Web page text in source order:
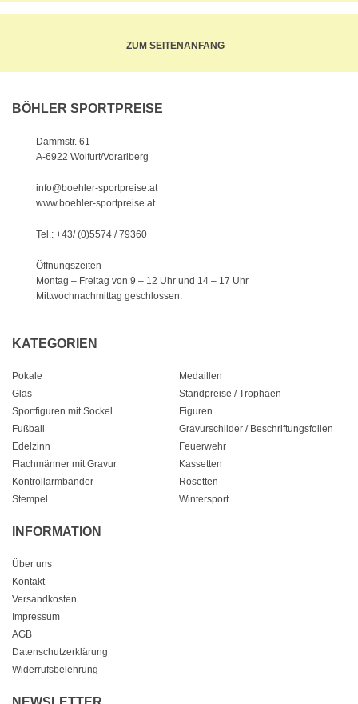
ZUM SEITENANFANG
BÖHLER SPORTPREISE
Dammstr. 61
A-6922 Wolfurt/Vorarlberg
info@boehler-sportpreise.at
www.boehler-sportpreise.at
Tel.: +43/ (0)5574 / 79360
Öffnungszeiten
Montag – Freitag von 9 – 12 Uhr und 14 – 17 Uhr
Mittwochnachmittag geschlossen.
KATEGORIEN
Pokale
Medaillen
Glas
Standpreise / Trophäen
Sportfiguren mit Sockel
Figuren
Fußball
Gravurschilder / Beschriftungsfolien
Edelzinn
Feuerwehr
Flachmänner mit Gravur
Kassetten
Kontrollarmbänder
Rosetten
Stempel
Wintersport
INFORMATION
Über uns
Kontakt
Versandkosten
Impressum
AGB
Datenschutzerklärung
Widerrufsbelehrung